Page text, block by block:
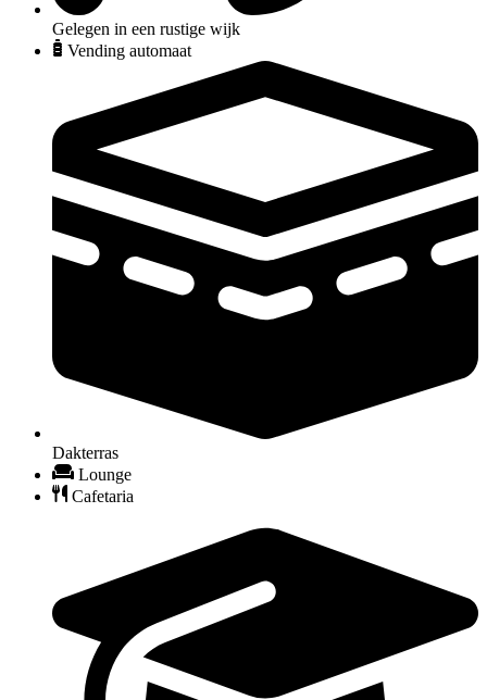
Gelegen in een rustige wijk
Vending automaat
Dakterras
Lounge
Cafetaria